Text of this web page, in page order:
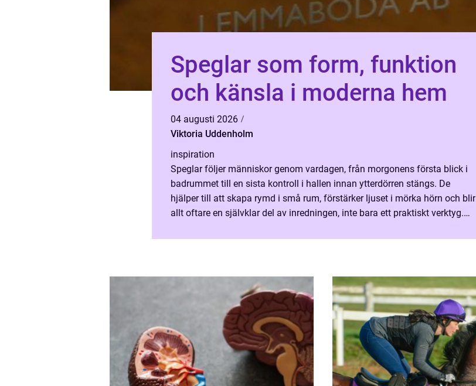
Speglar som form, funktion
och känsla i moderna hem
04 augusti 2026
Viktoria Uddenholm
inspiration
Speglar följer människor genom vardagen, från morgonens första blick i
badrummet till en sista kontroll i hallen innan ytterdörren stängs. De
hjälper till att skapa rymd i små rum, förstärker ljuset i mörka hörn och blir
allt oftare en självklar del av inredningen, inte bara ett praktiskt verktyg.